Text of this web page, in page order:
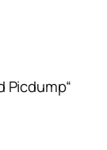
Picdump“